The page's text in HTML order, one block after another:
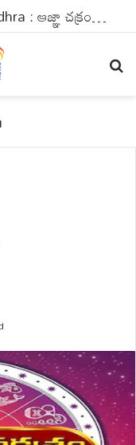
Ajna Chakra vs Brahmarandhra : ఆజ్ఞా చక్రం వర్సెస్ బ్రహ్మరంధ్రం.. ఈ 2 పాయింట్స్‌లో బొట్టు పెడితే ఏం జరుగుతుందో తెలుసా?